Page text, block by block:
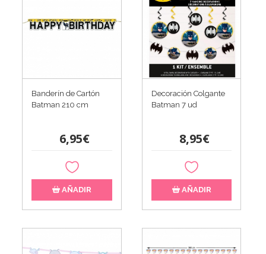
Banderín de Cartón
Batman 210 cm
6,95€
AÑADIR
Decoración Colgante
Batman 7 ud
8,95€
AÑADIR